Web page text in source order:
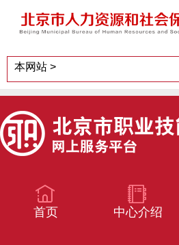
首页 中心介绍